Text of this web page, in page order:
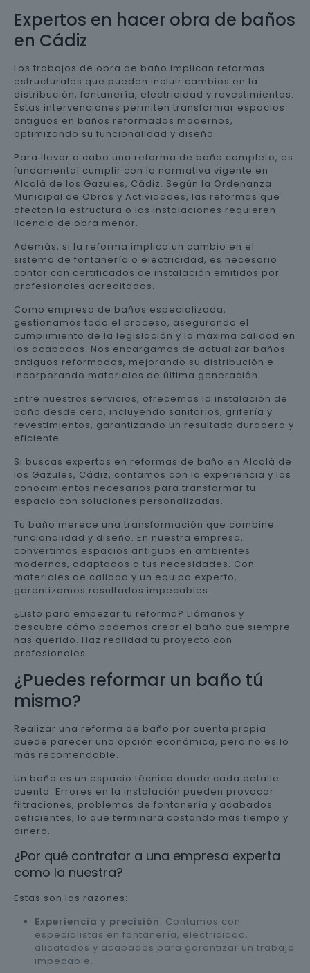
Expertos en hacer obra de baños
en Cádiz
Los trabajos de obra de baño implican reformas
estructurales que pueden incluir cambios en la
distribución, fontanería, electricidad y revestimientos.
Estas intervenciones permiten transformar espacios
antiguos en baños reformados modernos,
optimizando su funcionalidad y diseño.
Para llevar a cabo una reforma de baño completo, es
fundamental cumplir con la normativa vigente en
Alcalá de los Gazules, Cádiz. Según la Ordenanza
Municipal de Obras y Actividades, las reformas que
afectan la estructura o las instalaciones requieren
licencia de obra menor.
Además, si la reforma implica un cambio en el
sistema de fontanería o electricidad, es necesario
contar con certificados de instalación emitidos por
profesionales acreditados.
Como empresa de baños especializada,
gestionamos todo el proceso, asegurando el
cumplimiento de la legislación y la máxima calidad en
los acabados. Nos encargamos de actualizar baños
antiguos reformados, mejorando su distribución e
incorporando materiales de última generación.
Entre nuestros servicios, ofrecemos la instalación de
baño desde cero, incluyendo sanitarios, grifería y
revestimientos, garantizando un resultado duradero y
eficiente.
Si buscas expertos en reformas de baño en Alcalá de
los Gazules, Cádiz, contamos con la experiencia y los
conocimientos necesarios para transformar tu
espacio con soluciones personalizadas.
Tu baño merece una transformación que combine
funcionalidad y diseño. En nuestra empresa,
convertimos espacios antiguos en ambientes
modernos, adaptados a tus necesidades. Con
materiales de calidad y un equipo experto,
garantizamos resultados impecables.
¿Listo para empezar tu reforma? Llámanos y
descubre cómo podemos crear el baño que siempre
has querido. Haz realidad tu proyecto con
profesionales.
¿Puedes reformar un baño tú
mismo?
Realizar una reforma de baño por cuenta propia
puede parecer una opción económica, pero no es lo
más recomendable.
Un baño es un espacio técnico donde cada detalle
cuenta. Errores en la instalación pueden provocar
filtraciones, problemas de fontanería y acabados
deficientes, lo que terminará costando más tiempo y
dinero.
¿Por qué contratar a una empresa experta
como la nuestra?
Estas son las razones:
Experiencia y precisión: Contamos con
especialistas en fontanería, electricidad,
alicatados y acabados para garantizar un trabajo
impecable.